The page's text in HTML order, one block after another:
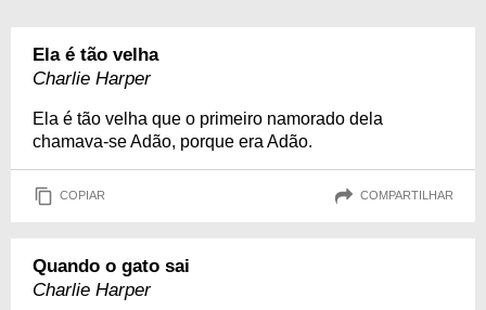
Ela é tão velha
Charlie Harper
Ela é tão velha que o primeiro namorado dela
chamava-se Adão, porque era Adão.
COPIAR COMPARTILHAR
Quando o gato sai
Charlie Harper